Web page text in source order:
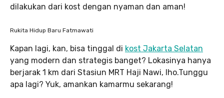
dilakukan dari kost dengan nyaman dan aman!
Rukita Hidup Baru Fatmawati
Kapan lagi, kan, bisa tinggal di kost Jakarta Selatan
yang modern dan strategis banget? Lokasinya hanya
berjarak 1 km dari Stasiun MRT Haji Nawi, lho.Tunggu
apa lagi? Yuk, amankan kamarmu sekarang!